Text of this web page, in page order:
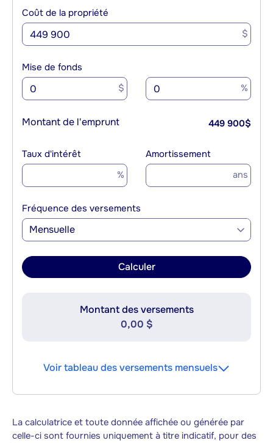
Coût de la propriété
$
Mise de fonds
$ %
Montant de l'emprunt 449 900$
Taux d'intérêt
%
Amortissement
ans
Fréquence des versements
Mensuelle
Calculer
Montant des versements
0,00 $
Voir tableau des versements mensuels
La calculatrice et toute donnée affichée ou générée par
celle-ci sont fournies uniquement à titre indicatif, pour des